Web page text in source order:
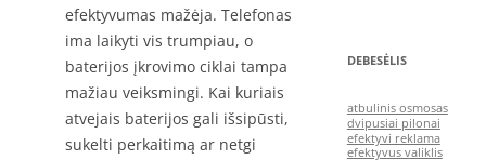
efektyvumas mažėja. Telefonas
ima laikyti vis trumpiau, o
baterijos įkrovimo ciklai tampa
mažiau veiksmingi. Kai kuriais
atvejais baterijos gali išsipūsti,
sukelti perkaitimą ar netgi
DEBESĖLIS
atbulinis osmosas
dvipusiai pilonai
efektyvi reklama
efektyvus valiklis